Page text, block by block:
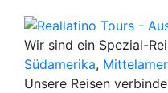
Wir sind ein Spezial-
Südamerika,
Unsere Reisen